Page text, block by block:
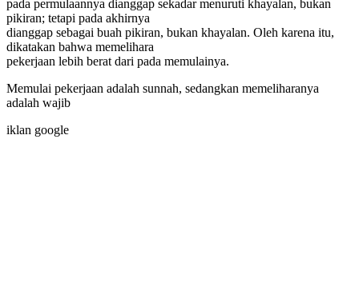
pada permulaannya dianggap sekadar menuruti khayalan, bukan
pikiran; tetapi pada akhirnya
dianggap sebagai buah pikiran, bukan khayalan. Oleh karena itu,
dikatakan bahwa memelihara
pekerjaan lebih berat dari pada memulainya.
Memulai pekerjaan adalah sunnah, sedangkan memeliharanya
adalah wajib
iklan google